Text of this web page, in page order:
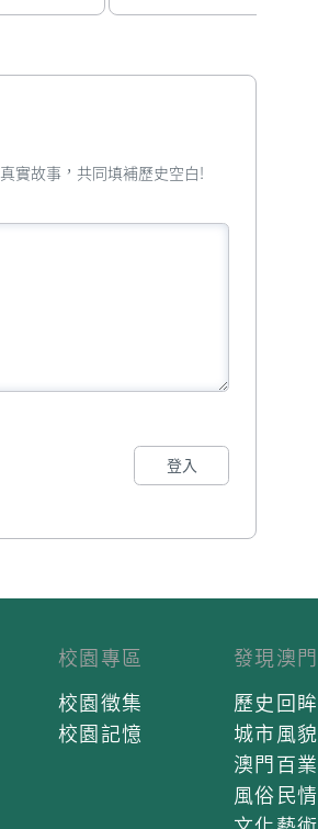
實故事，共同填補歷史空白!
登入
校園專區
校園徵集
校園記憶
發現澳門
歷史回眸
城市風貌
澳門百業
風俗民情